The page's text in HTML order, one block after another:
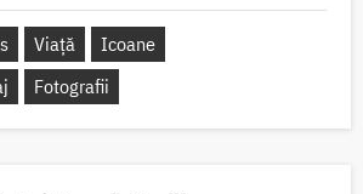
Viață
Icoane
Fotografii